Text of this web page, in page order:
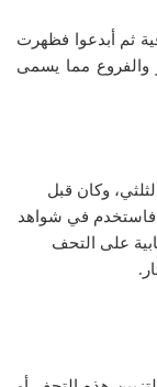
ثم أبدعوا فظهرت
والفروع مما يسمى
وكان قبل
فاستخدم في شواهد
على التحف